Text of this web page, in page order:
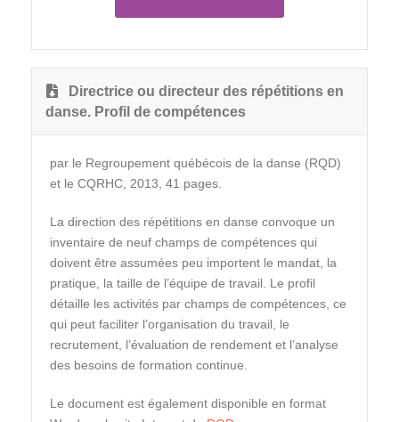
Directrice ou directeur des répétitions en
danse. Profil de compétences
par le Regroupement québécois de la danse (RQD)
et le CQRHC, 2013, 41 pages.
La direction des répétitions en danse convoque un
inventaire de neuf champs de compétences qui
doivent être assumées peu importent le mandat, la
pratique, la taille de l’équipe de travail. Le profil
détaille les activités par champs de compétences, ce
qui peut faciliter l’organisation du travail, le
recrutement, l’évaluation de rendement et l’analyse
des besoins de formation continue.
Le document est également disponible en format